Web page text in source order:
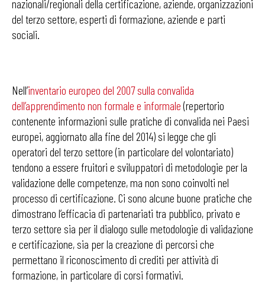
nazionali/regionali della certificazione, aziende, organizzazioni
del terzo settore, esperti di formazione, aziende e parti
sociali.
Nell’inventario europeo del 2007 sulla convalida
dell’apprendimento non formale e informale(repertorio
contenente informazioni sulle pratiche di convalida nei Paesi
europei, aggiornato alla fine del 2014) si legge che gli
operatori del terzo settore (in particolare del volontariato)
tendono a essere fruitori e sviluppatori di metodologie per la
validazione delle competenze, ma non sono coinvolti nel
processo di certificazione. Ci sono alcune buone pratiche che
dimostrano l’efficacia di partenariati tra pubblico, privato e
terzo settore sia per il dialogo sulle metodologie di validazione
e certificazione, sia per la creazione di percorsi che
permettano il riconoscimento di crediti per attività di
formazione, in particolare di corsi formativi.